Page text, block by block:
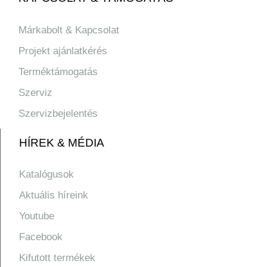
Márkabolt & Kapcsolat
Projekt ajánlatkérés
Terméktámogatás
Szerviz
Szervizbejelentés
HÍREK & MÉDIA
Katalógusok
Aktuális híreink
Youtube
Facebook
Kifutott termékek